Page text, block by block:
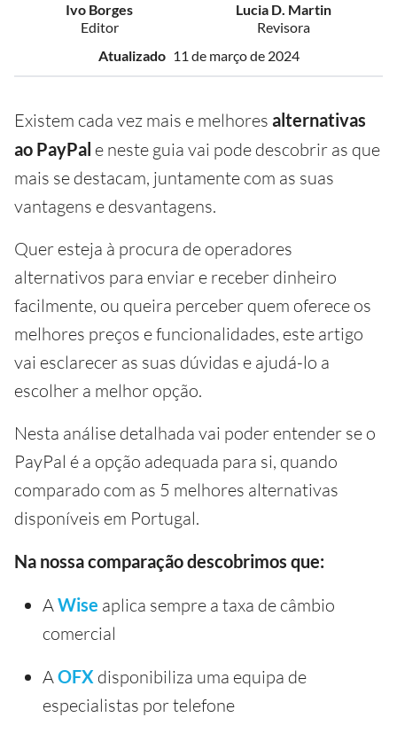
Ivo Borges
Editor
Lucia D. Martin
Revisora
Atualizado 11 de março de 2024
Existem cada vez mais e melhores alternativas
ao PayPal e neste guia vai pode descobrir as que
mais se destacam, juntamente com as suas
vantagens e desvantagens.
Quer esteja à procura de operadores
alternativos para enviar e receber dinheiro
facilmente, ou queira perceber quem oferece os
melhores preços e funcionalidades, este artigo
vai esclarecer as suas dúvidas e ajudá-lo a
escolher a melhor opção.
Nesta análise detalhada vai poder entender se o
PayPal é a opção adequada para si, quando
comparado com as 5 melhores alternativas
disponíveis em Portugal.
Na nossa comparação descobrimos que:
AWise aplica sempre a taxa de câmbio
comercial
AOFX disponibiliza uma equipa de
especialistas por telefone